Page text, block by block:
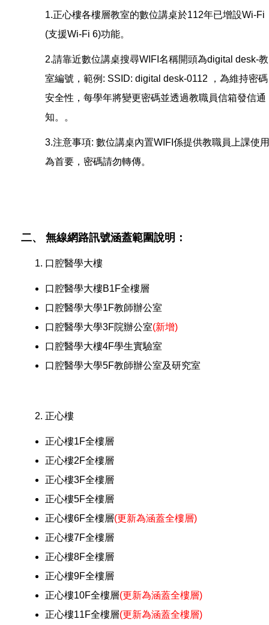
1.正心樓各樓層教室的數位講桌於112年已增設Wi-Fi
(支援Wi-Fi 6)功能。
2.請靠近數位講桌搜尋WIFI名稱開頭為digital desk-教
室編號，範例: SSID: digital desk-0112 ，為維持密碼
安全性，每學年將變更密碼並透過教職員信箱發信通
知。。
3.注意事項: 數位講桌內置WIFI係提供教職員上課使用
為首要，密碼請勿轉傳。
二、 無線網路訊號涵蓋範圍說明：
口腔醫學大樓
口腔醫學大樓B1F全樓層
口腔醫學大學1F教師辦公室
口腔醫學大學3F院辦公室(新增)
口腔醫學大樓4F學生實驗室
口腔醫學大學5F教師辦公室及研究室
正心樓
正心樓1F全樓層
正心樓2F全樓層
正心樓3F全樓層
正心樓5F全樓層
正心樓6F全樓層(更新為涵蓋全樓層)
正心樓7F全樓層
正心樓8F全樓層
正心樓9F全樓層
正心樓10F全樓層(更新為涵蓋全樓層)
正心樓11F全樓層(更新為涵蓋全樓層)